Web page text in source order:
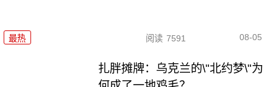
最热 阅读 7591 08-05
扎胖摊牌：乌克兰的\"北约梦\"为